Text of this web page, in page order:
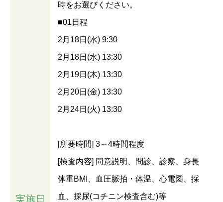
実施日
時をお選びください。
■01日程
2月18日(水) 9:30
2月18日(水) 13:30
2月19日(木) 13:30
2月20日(金) 13:30
2月24日(火) 13:30
[所要時間] 3～4時間程度
[検査内容] 同意説明、問診、診察、身長
体重BMI、血圧脈拍・体温、心電図、採
血、採尿(コチニン検査含む)等